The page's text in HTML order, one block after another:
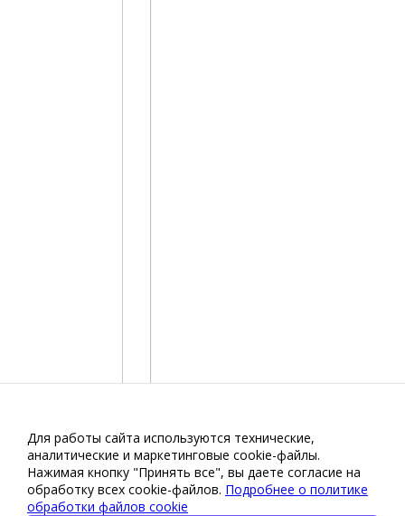
Для работы сайта используются технические,
аналитические и маркетинговые сооkіе-файлы.
Нажимая кнопку "Принять все", вы даете согласие на
обработку всех cookie-файлов. Подробнее о политике
обработки файлов cookie